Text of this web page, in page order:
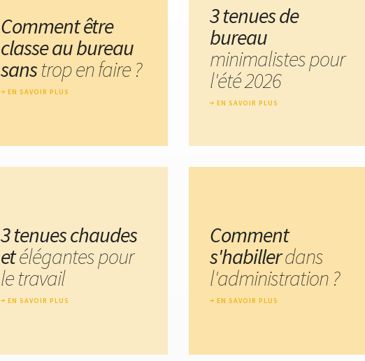
Comment être
classe au bureau
sanstrop en faire ?
EN SAVOIR PLUS
3 tenues de
bureau
minimalistes pour
l'été 2026
EN SAVOIR PLUS
3 tenues chaudes
etélégantes pour
le travail
EN SAVOIR PLUS
Comment
s'habillerdans
l'administration ?
EN SAVOIR PLUS